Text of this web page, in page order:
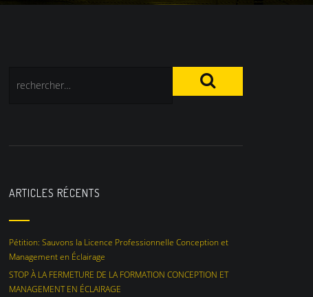
ARTICLES RÉCENTS
Pétition: Sauvons la Licence Professionnelle Conception et
Management en Éclairage
STOP À LA FERMETURE DE LA FORMATION CONCEPTION ET
MANAGEMENT EN ÉCLAIRAGE